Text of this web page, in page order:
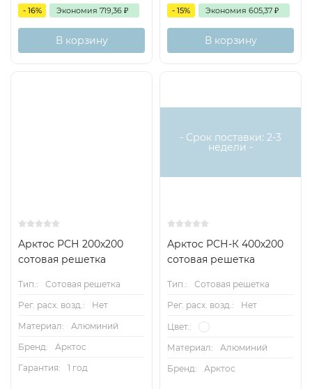
- 16% Экономия 719,36 ₽
В корзину
- 15% Экономия 605,37 ₽
В корзину
Арктос РСН 200x200
сотовая решетка
Тип.:
Сотовая решетка
Рег. расх. возд.:
Нет
Материал:
Алюминий
Бренд:
Арктос
Гарантия:
1 год
- Срок поставки: 2-3
недели -
Арктос РСН-К 400х200
сотовая решетка
Тип.:
Сотовая решетка
Рег. расх. возд.:
Нет
Цвет.:
Материал:
Алюминий
Бренд:
Арктос